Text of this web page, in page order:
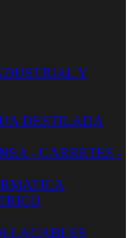
Y
DESTILADA
- CARRETES -